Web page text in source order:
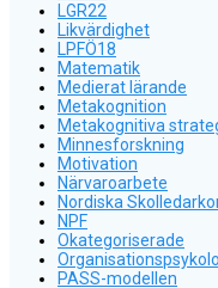
LGR22
Likvärdighet
LPFÖ18
Matematik
Medierat lärande
Metakognition
Metakognitiva
Minnesforskning
Motivation
Närvaroarbete
Nordiska
NPF
Okategoriserade
PASS-modellen